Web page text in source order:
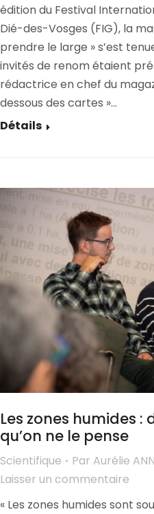
édition du Festival
Dié-des-Vosges (FIG), la
prendre le large » s’est
invités de renom étaient
rédactrice en chef du
dessous des cartes »…
Détails
Les zones humides :
qu’on ne le pense
Scientifique Par Aurélie
Laisser un commentaire
« Les zones humides sont